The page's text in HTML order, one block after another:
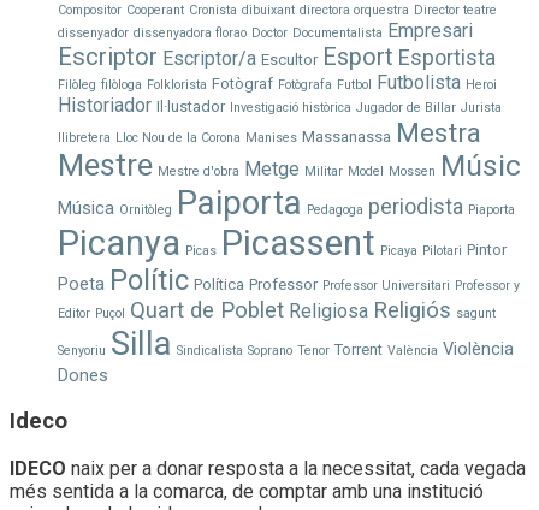
Compositor Cooperant Cronista dibuixant directora orquestra Director teatre
dissenyador dissenyadora florao Doctor Documentalista Empresari
Escriptor Escriptor/a Escultor Esport Esportista
Filòleg filòloga Folklorista Fotògraf Fotògrafa Futbol Futbolista Heroi
Historiador Il·lustador Investigació històrica Jugador de Billar Jurista
llibretera Lloc Nou de la Corona Manises Massanassa Mestra
Mestre Mestre d'obra Metge Militar Model Mossen Músic
Música Ornitòleg Paiporta Pedagoga periodista Piaporta
Picanya Picas Picassent Picaya Pilotari Pintor
Poeta Polític Política Professor Professor Universitari Professor y
Editor Puçol Quart de Poblet Religiosa Religiós sagunt
Senyoriu Silla Sindicalista Soprano Tenor Torrent València Violència
Dones
Ideco
IDECO naix per a donar resposta a la necessitat, cada vegada
més sentida a la comarca, de comptar amb una institució